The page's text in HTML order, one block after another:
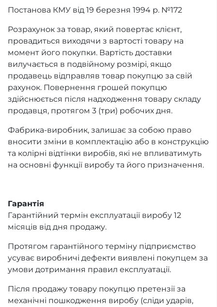
Постанова КМУ від 19 березня 1994 р. №172
Розрахунок за товар, який повертає клієнт,
провадиться виходячи з вартості товару на
момент його покупки. Вартість доставки
вилучається в подвійному розмірі, якщо
продавець відправляв товар покупцю за свій
рахунок. Повернення грошей покупцю
здійснюється після надходження товару складу
продавця, протягом 3 (три) робочих дня.
Фабрика-виробник, залишає за собою право
вносити зміни в комплектацію або в конструкцію
та колірні відтінки виробів, які не впливатимуть
на основні функції виробу та його призначення.
Гарантія
Гарантійний термін експлуатації виробу 12
місяців від дня продажу.
Протягом гарантійного терміну підприємство
усуває виробничі дефекти виявлені покупцем за
умови дотримання правил експлуатації.
Після продажу товару покупцю претензії за
механічні пошкодження виробу (сліди ударів,